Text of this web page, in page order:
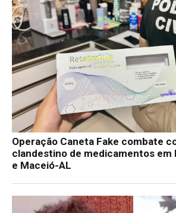
Operação Caneta Fake combate
clandestino de medicamentos em
e Maceió-AL